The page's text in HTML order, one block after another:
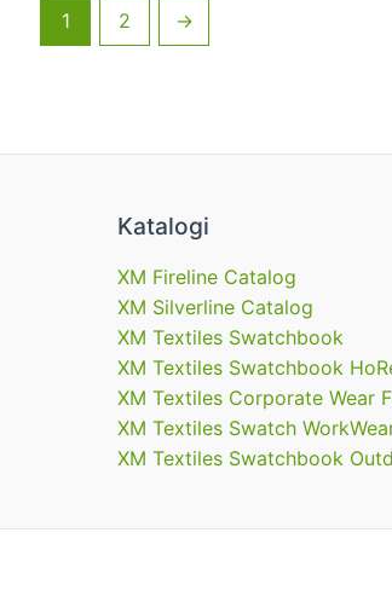
1 2 →
Katalogi
XM Fireline Catalog
XM Silverline Catalog
XM Textiles Swatchbook
XM Textiles Swatchbook
XM Textiles Corporate Wear
XM Textiles Swatch
XM Textiles Swatchbook